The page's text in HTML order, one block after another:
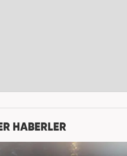
HABERLER